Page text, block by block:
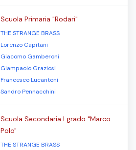
Scuola Primaria "Rodari"
THE STRANGE BRASS
Lorenzo Capitani
Giacomo Gamberoni
Giampaolo Graziosi
Francesco Lucantoni
Sandro Pennacchini
Scuola Secondaria I grado "Marco
Polo"
THE STRANGE BRASS